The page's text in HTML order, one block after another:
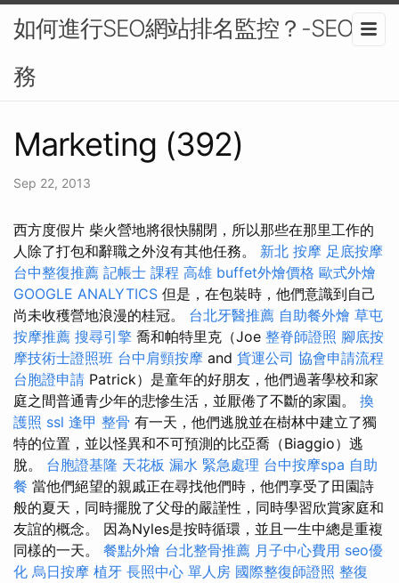
如何進行SEO網站排名監控？-SEO服
務
Marketing (392)
Sep 22, 2013
西方度假片 柴火營地將很快關閉，所以那些在那里工作的
人除了打包和辭職之外沒有其他任務。 新北 按摩 足底按摩
台中整復推薦 記帳士 課程 高雄 buffet外燴價格 歐式外燴
GOOGLE ANALYTICS 但是，在包裝時，他們意識到自己
尚未收穫營地浪漫的桂冠。 台北牙醫推薦 自助餐外燴 草屯
按摩推薦 搜尋引擎 喬和帕特里克（Joe 整脊師證照 腳底按
摩技術士證照班 台中肩頸按摩 and 貨運公司 協會申請流程
台胞證申請 Patrick）是童年的好朋友，他們過著學校和家
庭之間普通青少年的悲慘生活，並厭倦了不斷的家園。 換
護照 ssl 逢甲 整骨 有一天，他們逃脫並在樹林中建立了獨
特的位置，並以怪異和不可預測的比亞喬（Biaggio）逃
脫。 台胞證基隆 天花板 漏水 緊急處理 台中按摩spa 自助
餐 當他們絕望的親戚正在尋找他們時，他們享受了田園詩
般的夏天，同時擺脫了父母的嚴謹性，同時學習欣賞家庭和
友誼的概念。 因為Nyles是按時循環，並且一生中總是重複
同樣的一天。 餐點外燴 台北整骨推薦 月子中心費用 seo優
化 烏日按摩 植牙 長照中心 單人房 國際整復師證照 整復